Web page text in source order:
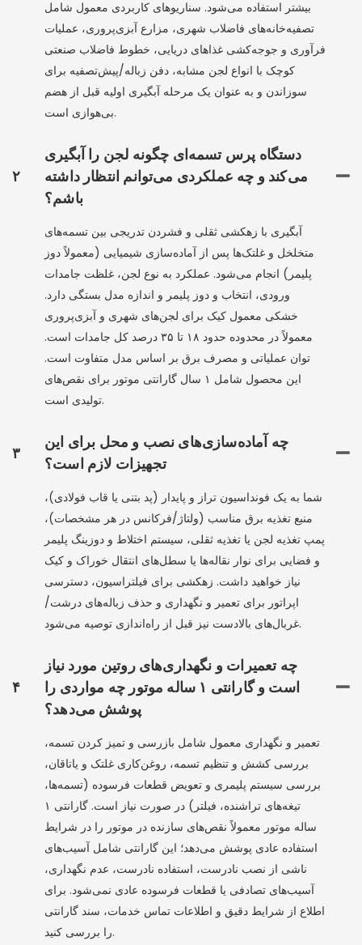
بیشتر استفاده می‌شود. سناریوهای کاربردی معمول شامل
تصفیه‌خانه‌های فاضلاب شهری، مزارع آبزی‌پروری، عملیات
فرآوری و جوجه‌کشی غذاهای دریایی، خطوط فاضلاب صنعتی
کوچک با انواع لجن مشابه، دفن زباله/پیش‌تصفیه برای
سوزاندن و به عنوان یک مرحله آبگیری اولیه قبل از هضم
بی‌هوازی است.
۲
دستگاه پرس تسمه‌ای چگونه لجن را آبگیری
می‌کند و چه عملکردی می‌توانم انتظار داشته
باشم؟
آبگیری با زهکشی ثقلی و فشردن تدریجی بین تسمه‌های
متخلخل و غلتک‌ها پس از آماده‌سازی شیمیایی (معمولاً دوز
پلیمر) انجام می‌شود. عملکرد به نوع لجن، غلظت جامدات
ورودی، انتخاب و دوز پلیمر و اندازه مدل بستگی دارد.
خشکی معمول کیک برای لجن‌های شهری و آبزی‌پروری
معمولاً در محدوده حدود ۱۸ تا ۳۵ درصد کل جامدات است.
توان عملیاتی و مصرف برق بر اساس مدل متفاوت است.
این محصول شامل ۱ سال گارانتی موتور برای نقص‌های
تولیدی است.
۳
چه آماده‌سازی‌های نصب و محل برای این
تجهیزات لازم است؟
شما به یک فونداسیون تراز و پایدار (پد بتنی یا قاب فولادی)،
منبع تغذیه برق مناسب (ولتاژ/فرکانس در هر مشخصات)،
پمپ تغذیه لجن یا تغذیه ثقلی، سیستم اختلاط و دوزینگ پلیمر
و فضایی برای نوار نقاله‌ها یا سطل‌های انتقال خوراک و کیک
نیاز خواهید داشت. زهکشی برای فیلتراسیون، دسترسی
اپراتور برای تعمیر و نگهداری و حذف زباله‌های درشت/
غربال‌های بالادست نیز قبل از راه‌اندازی توصیه می‌شود.
۴
چه تعمیرات و نگهداری‌های روتین مورد نیاز
است و گارانتی ۱ ساله موتور چه مواردی را
پوشش می‌دهد؟
تعمیر و نگهداری معمول شامل بازرسی و تمیز کردن تسمه،
بررسی کشش و تنظیم تسمه، روغن‌کاری غلتک و یاتاقان،
بررسی سیستم پلیمری و تعویض قطعات فرسوده (تسمه‌ها،
تیغه‌های تراشنده، فیلتر) در صورت نیاز است. گارانتی ۱
ساله موتور معمولاً نقص‌های سازنده در موتور را در شرایط
استفاده عادی پوشش می‌دهد؛ این گارانتی شامل آسیب‌های
ناشی از نصب نادرست، استفاده نادرست، عدم نگهداری،
آسیب‌های تصادفی یا قطعات فرسوده عادی نمی‌شود. برای
اطلاع از شرایط دقیق و اطلاعات تماس خدمات، سند گارانتی
را بررسی کنید.